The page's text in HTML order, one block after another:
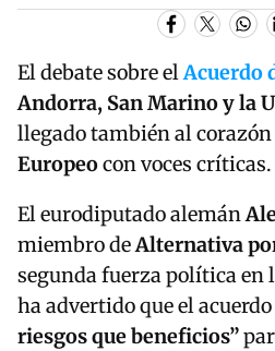
El debate sobre elAcuerdo
Andorra, San Marino y la
llegado también al
Europeocon voces críticas.
El eurodiputado alemán
miembro deAlternativa
segunda fuerza política en
ha advertido que el
riesgos que beneficios”